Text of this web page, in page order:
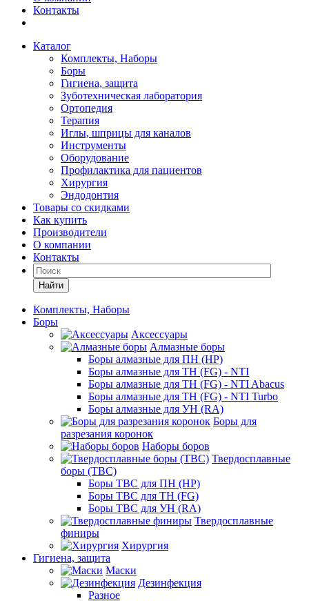
Контакты
Каталог
Комплекты, Наборы
Боры
Гигиена, защита
Зуботехническая лаборатория
Ортопедия
Терапия
Иглы, шприцы для каналов
Инструменты
Оборудование
Профилактика для пациентов
Хирургия
Эндодонтия
Товары со скидками
Как купить
Производители
О компании
Контакты
Найти
Комплекты, Наборы
Боры
Аксессуары
Алмазные боры
Боры алмазные для ПН (HP)
Боры алмазные для ТН (FG) - NTI
Боры алмазные для ТН (FG) - NTI Abacus
Боры алмазные для ТН (FG) - NTI Turbo
Боры алмазные для УН (RA)
Боры для
разрезания коронок
Наборы боров
Твердосплавные
боры (ТВС)
Боры ТВС для ПН (HP)
Боры ТВС для ТН (FG)
Боры ТВС для УН (RA)
Твердосплавные
финиры
Хирургия
Гигиена, защита
Маски
Дезинфекция
Разное